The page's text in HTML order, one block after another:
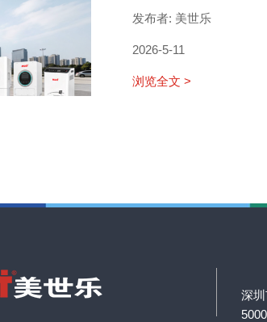
发布者: 美世乐
2026-5-11
浏览全文 >
深